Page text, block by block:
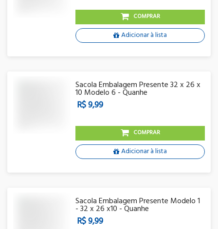
COMPRAR
Adicionar à lista
Sacola Embalagem Presente 32 x 26 x
10 Modelo 6 - Quanhe
R$ 9,99
COMPRAR
Adicionar à lista
Sacola Embalagem Presente Modelo 1
- 32 x 26 x10 - Quanhe
R$ 9,99